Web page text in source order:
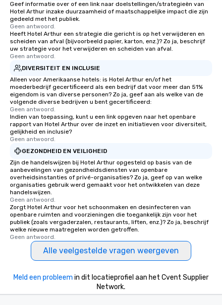
Geef informatie over of een link naar doelstellingen/strategieën van
Hotel Arthur inzake duurzaamheid of maatschappelijke impact die zijn
gedeeld met het publiek.
Geen antwoord.
Heeft Hotel Arthur een strategie die gericht is op het verwijderen en
scheiden van afval (bijvoorbeeld papier, karton, enz.)? Zo ja, beschrijf
uw strategie voor het verwijderen en scheiden van afval.
Geen antwoord.
DIVERSITEIT EN INCLUSIE
Alleen voor Amerikaanse hotels: is Hotel Arthur en/of het
moederbedrijf gecertificeerd als een bedrijf dat voor meer dan 51%
eigendom is van diverse personen? Zo ja, geef aan als welke van de
volgende diverse bedrijven u bent gecertificeerd:
Geen antwoord.
Indien van toepassing, kunt u een link opgeven naar het openbare
rapport van Hotel Arthur over de inzet en initiatieven voor diversiteit,
gelijkheid en inclusie?
Geen antwoord.
GEZONDHEID EN VEILIGHEID
Zijn de handelswijzen bij Hotel Arthur opgesteld op basis van de
aanbevelingen van gezondheidsdiensten van openbare
overheidsinstanties of privé-organisaties? Zo ja, geef op van welke
organisaties gebruik werd gemaakt voor het ontwikkelen van deze
handelswijzen.
Geen antwoord.
Zorgt Hotel Arthur voor het schoonmaken en desinfecteren van
openbare ruimten and voorzieningen die toegankelijk zijn voor het
publiek (zoals vergaderzalen, restaurants, liften, enz.)? Zo ja, beschrijf
welke nieuwe maatregelen worden getroffen.
Geen antwoord.
Alle veelgestelde vragen weergeven
Meld een probleem in dit locatieprofiel aan het Cvent Supplier
Network.